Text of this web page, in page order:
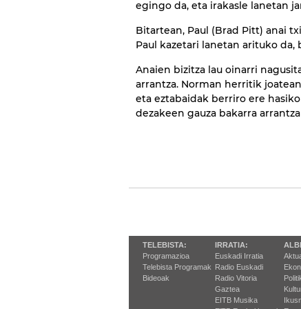
egingo da, eta irakasle lanetan
Bitartean, Paul (Brad Pitt) anai
Paul kazetari lanetan arituko da,
Anaien bizitza lau oinarri
arrantza. Norman herritik
eta eztabaidak berriro ere
dezakeen gauza bakarra
TELEBISTA:
Programazioa
Telebista Programak
Bideoak
IRRATIA:
Euskadi Irratia
Radio Euskadi
Radio Vitoria
Gaztea
EITB Musika